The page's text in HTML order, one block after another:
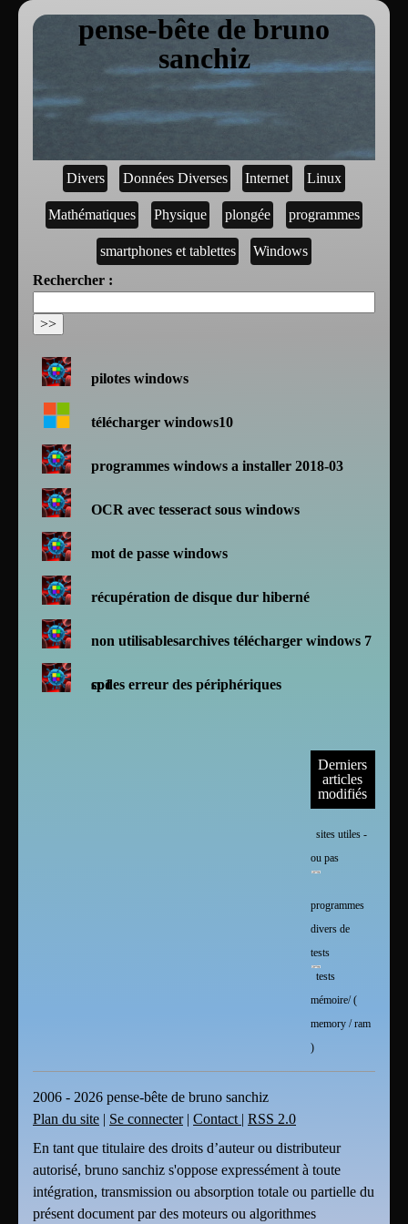
pense-bête de bruno
sanchiz
Divers Données Diverses Internet Linux
Mathématiques Physique plongée programmes
smartphones et tablettes
Windows
Rechercher :
pilotes windows
télécharger windows10
programmes windows a installer 2018-03
OCR avec tesseract sous windows
mot de passe windows
récupération de disque dur hiberné
non utilisablesarchives télécharger windows 7
sp1
codes erreur des périphériques
Derniers
articles
modifiés
sites utiles -
ou pas
programmes
divers de
tests
tests
mémoire/ (
memory / ram
)
2006 - 2026 pense-bête de bruno sanchiz
Plan du site | Se connecter| Contact | RSS 2.0
En tant que titulaire des droits d’auteur ou distributeur
autorisé, bruno sanchiz s'oppose expressément à toute
intégration, transmission ou absorption totale ou partielle du
présent document par des moteurs ou algorithmes